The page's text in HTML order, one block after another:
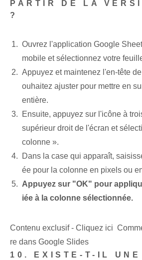
PARTIR DE LA
?
Ouvrez l'application Google
mobile et sélectionnez votre
Appuyez et maintenez l'en-tête
ouhaitez ajuster pour mettre en
entière.
Ensuite, appuyez sur l'icône à
supérieur droit de l'écran et
colonne ».
Dans la case qui apparaît,
ée pour la colonne en pixels ou
Appuyez sur "OK" pour
iée à la colonne sélectionnée.
Contenu exclusif - Cliquez ici
re dans Google Slides
10. EXISTE-T-IL UNE